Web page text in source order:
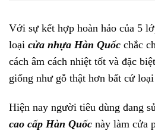
Với sự kết hợp hoàn hảo của 5
loại cửa nhựa Hàn Quốc chắc
cách âm cách nhiệt tốt và đặc
giống như gỗ thật hơn bất cứ
Hiện nay người tiêu dùng đang
cao cấp Hàn Quốc này làm cửa